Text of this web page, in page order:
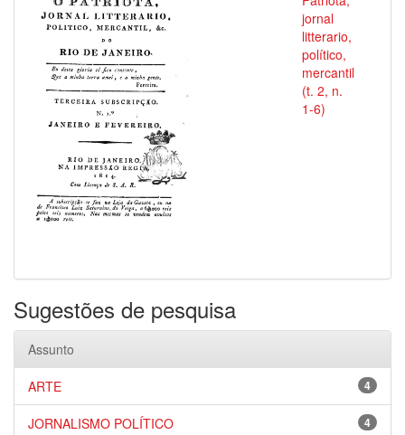
jornal
litterario,
político,
mercantil
(t. 2, n.
1-6)
Sugestões de pesquisa
Assunto
4
ARTE
4
JORNALISMO POLÍTICO